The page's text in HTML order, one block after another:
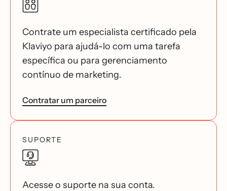
Contrate um especialista certificado pela
Klaviyo para ajudá-lo com uma tarefa
específica ou para gerenciamento
contínuo de marketing.
Contratar um parceiro
SUPORTE
Acesse o suporte na sua conta.